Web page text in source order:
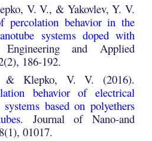
V. V., & Yakovlev, Y. V.
percolation behavior in the
systems doped with
and Applied
186-192.
& Klepko, V. V. (2016).
behavior of electrical
based on polyethers
. Journal of Nano-and
01017.